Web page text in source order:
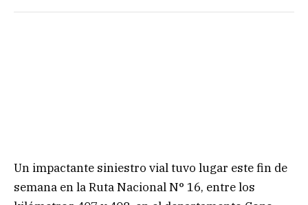
Un impactante siniestro vial tuvo lugar este fin de
semana en la Ruta Nacional N° 16, entre los